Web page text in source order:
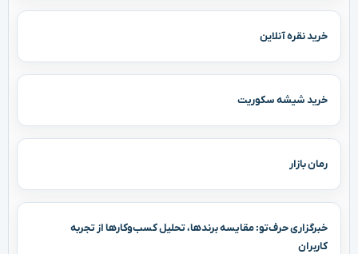
خرید نقره آنلاین
خرید شیشه سکوریت
رمان بازار
خبرگزاری حرف‌تو: مقایسه برندها، تحلیل کسب‌وکارها از تجربه
کاربران